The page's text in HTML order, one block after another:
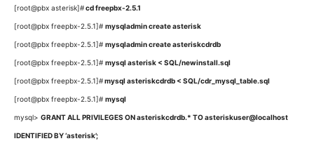
[root@pbx asterisk]#cd freepbx-2.5.1
[root@pbx freepbx-2.5.1]# mysqladmin create asterisk
[root@pbx freepbx-2.5.1]# mysqladmin create asteriskcdrdb
[root@pbx freepbx-2.5.1]# mysql asterisk < SQL/newinstall.sql
[root@pbx freepbx-2.5.1]#mysql asteriskcdrdb < SQL/cdr_mysql_table.sql
[root@pbx freepbx-2.5.1]# mysql
mysql> GRANT ALL PRIVILEGES ON asteriskcdrdb.* TO asteriskuser@localhost
IDENTIFIED BY ‘asterisk’;